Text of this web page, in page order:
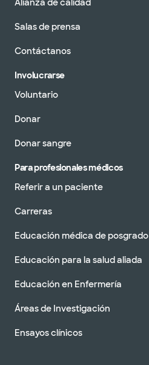
Alianza de calidad
Salas de prensa
Contáctanos
Involucrarse
Voluntario
Donar
Donar sangre
Para profesionales médicos
Referir a un paciente
Carreras
Educación médica de posgrado
Educación para la salud aliada
Educación en Enfermería
Áreas de Investigación
Ensayos clínicos